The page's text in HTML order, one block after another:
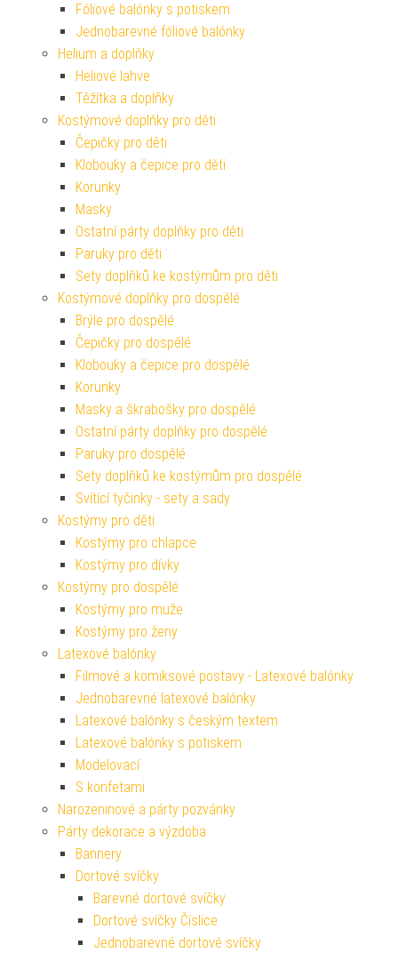
Fóliové balónky s potiskem
Jednobarevné fóliové balónky
Helium a doplňky
Heliové lahve
Těžítka a doplňky
Kostýmové doplňky pro děti
Čepičky pro děti
Klobouky a čepice pro děti
Korunky
Masky
Ostatní párty doplňky pro děti
Paruky pro děti
Sety doplňků ke kostýmům pro děti
Kostýmové doplňky pro dospělé
Brýle pro dospělé
Čepičky pro dospělé
Klobouky a čepice pro dospělé
Korunky
Masky a škrabošky pro dospělé
Ostatní párty doplňky pro dospělé
Paruky pro dospělé
Sety doplňků ke kostýmům pro dospělé
Svítící tyčinky - sety a sady
Kostýmy pro děti
Kostýmy pro chlapce
Kostýmy pro dívky
Kostýmy pro dospělé
Kostýmy pro muže
Kostýmy pro ženy
Latexové balónky
Filmové a komiksové postavy - Latexové balónky
Jednobarevné latexové balónky
Latexové balónky s českým textem
Latexové balónky s potiskem
Modelovací
S konfetami
Narozeninové a párty pozvánky
Párty dekorace a výzdoba
Bannery
Dortové svíčky
Barevné dortové svíčky
Dortové svíčky Číslice
Jednobarevné dortové svíčky